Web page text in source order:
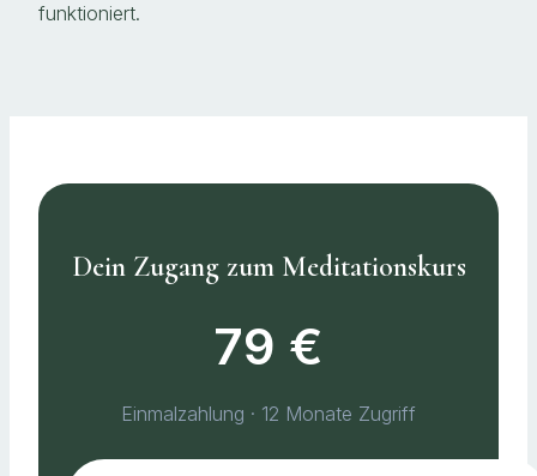
funktioniert.
Dein Zugang zum Meditationskurs
79 €
Einmalzahlung · 12 Monate Zugriff